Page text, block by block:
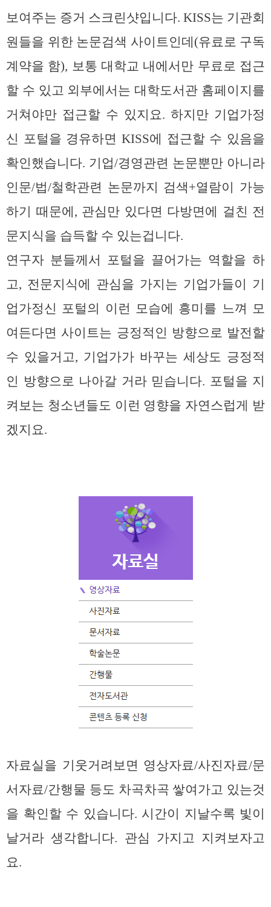
보여주는 증거 스크린샷입니다. KISS는 기관회
원들을 위한 논문검색 사이트인데(유료로 구독
계약을 함), 보통 대학교 내에서만 무료로 접근
할 수 있고 외부에서는 대학도서관 홈페이지를
거쳐야만 접근할 수 있지요. 하지만 기업가정
신 포털을 경유하면 KISS에 접근할 수 있음을
확인했습니다. 기업/경영관련 논문뿐만 아니라
인문/법/철학관련 논문까지 검색+열람이 가능
하기 때문에, 관심만 있다면 다방면에 걸친 전
문지식을 습득할 수 있는겁니다.
연구자 분들께서 포털을 끌어가는 역할을 하
고, 전문지식에 관심을 가지는 기업가들이 기
업가정신 포털의 이런 모습에 흥미를 느껴 모
여든다면 사이트는 긍정적인 방향으로 발전할
수 있을거고, 기업가가 바꾸는 세상도 긍정적
인 방향으로 나아갈 거라 믿습니다. 포털을 지
켜보는 청소년들도 이런 영향을 자연스럽게 받
겠지요.
자료실을 기웃거려보면 영상자료/사진자료/문
서자료/간행물 등도 차곡차곡 쌓여가고 있는것
을 확인할 수 있습니다. 시간이 지날수록 빛이
날거라 생각합니다. 관심 가지고 지켜보자고
요.